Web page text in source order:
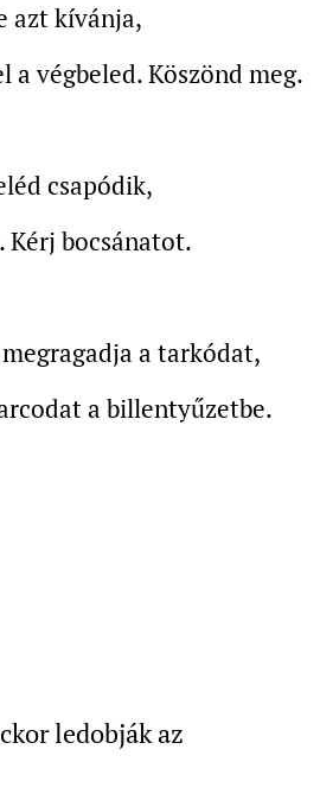
azt kívánja,
a végbeled. Köszönd meg.
csapódik,
Kérj bocsánatot.
a tarkódat,
a billentyűzetbe.
ledobják az